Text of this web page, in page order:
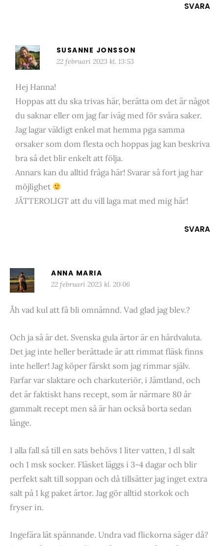
SVARA
SUSANNE JONSSON
22 februari 2023 kl. 13:53
Hej Hanna!
Hoppas att du ska trivas här, berätta om det är något
du saknar eller om jag far iväg med för svåra saker.
Jag lagar väldigt enkel mat hemma pga samma
orsaker som dom flesta och hoppas jag kan beskriva
bra så det blir enkelt att följa.
Annars kan du alltid fråga här! Svarar så fort jag har
möjlighet
JÄTTEROLIGT att du vill laga mat med mig här!
SVARA
ANNA MARIA
22 februari 2023 kl. 20:06
Åh vad kul att få bli omnämnd. Vad glad jag blev.?
Och ja så är det. Svenska gula ärtor är en hårdvaluta.
Det jag inte heller berättade är att rimmat fläsk finns
inte heller! Jag köper färskt som jag rimmar själv.
Farfar var slaktare och charkuteriör, i Jämtland, och
det är faktiskt hans recept, som är närmare 80 år
gammalt recept men så är han också borta sedan
länge.
I alla fall så till en sats behövs 1 liter vatten, 1 dl salt
och 1 msk socker. Fläsket läggs i 3-4 dagar och blir
perfekt salt till soppan och då tillsätter jag inget extra
salt på 1 kg paket ärtor. Jag gör alltid storkok och
fryser in.
Ingefära lät spännande. Undra vad flickorna säger då?